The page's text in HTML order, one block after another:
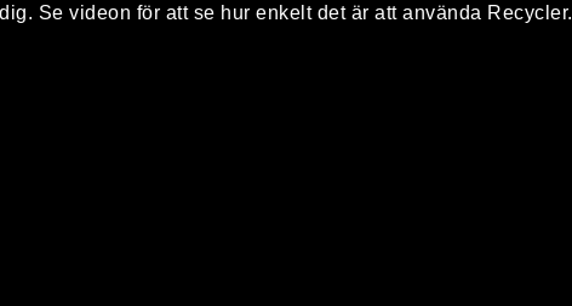
Se videon för att se hur enkelt det är att använda Recycler.